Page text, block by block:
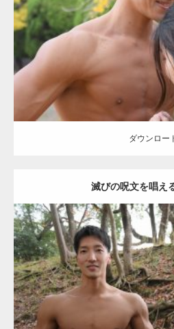
Category:公園のマッチョ その他
筋
ダウンロー
滅びの呪文を唱え
Update:
Category:公園のマッチョ その他
ダウンロード
【YouTube】マ
ギネス世界記録…
【TV】TBS番組
ラスが紹介され
TOKYO FMラジ
で紹介さ…